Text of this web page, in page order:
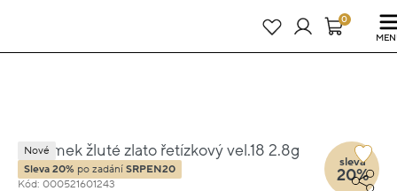
23 dní : 11h : 02m : 42s0
Náramek žluté zlato řetízkový vel.18 2.8g
Kód: 000521601243
Nové
Sleva 20% po zadání SRPEN20
sleva
20%